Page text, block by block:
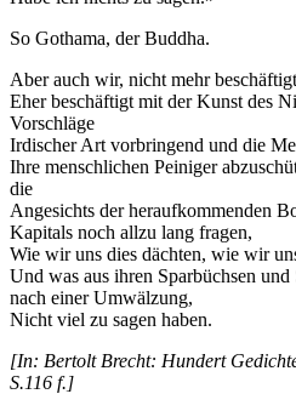
So Gothama, der Buddha.
Aber auch wir, nicht mehr
Eher beschäftigt mit der Kunst des
Vorschläge
Irdischer Art vorbringend und die
Ihre menschlichen Peiniger
die
Angesichts der heraufkommenden
Kapitals noch allzu lang fragen,
Wie wir uns dies dächten, wie wir
Und was aus ihren Sparbüchsen
nach einer Umwälzung,
Nicht viel zu sagen haben.
[In: Bertolt Brecht: Hundert
S.116 f.]